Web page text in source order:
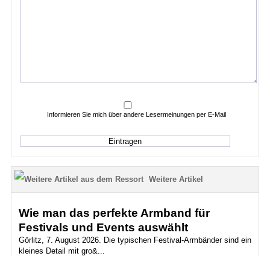
Informieren Sie mich über andere Lesermeinungen per E-Mail
Weitere Artikel
Wie man das perfekte Armband für
Festivals und Events auswählt
Görlitz, 7. August 2026. Die typischen Festival-Armbänder sind ein
kleines Detail mit gro&...